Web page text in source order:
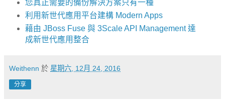
您真正需要的備份解決方案只有一種
利用新世代應用平台建構 Modern Apps
藉由 JBoss Fuse 與 3Scale API Management 達
成新世代應用整合
Weithenn 於 星期六, 12月 24, 2016
分享